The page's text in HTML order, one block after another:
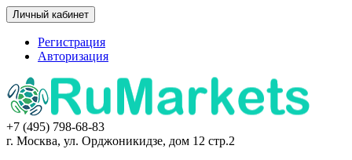
Личный кабинет
Регистрация
Авторизация
+7 (495) 798-68-83
г. Москва, ул. Орджоникидзе, дом 12 стр.2